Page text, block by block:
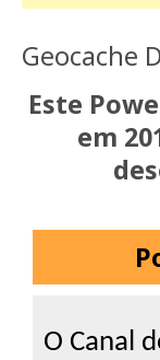
Geocache
Este
em
O Canal